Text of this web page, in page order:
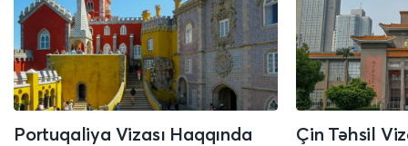
Portuqaliya Vizası Haqqında
Çin Təhsil